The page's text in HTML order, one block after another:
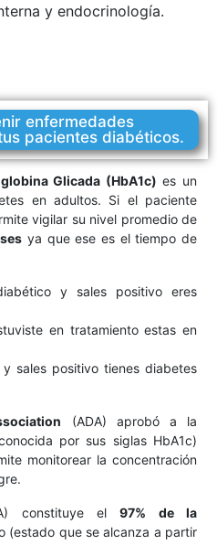
y endocrinología.
enfermedades
pacientes diabéticos.
Glicada (HbA1c) es un
en adultos. Si el paciente
vigilar su nivel promedio de
ya que ese es el tiempo de
y sales positivo eres
en tratamiento estas en
sales positivo tienes diabetes
(ADA) aprobó a la
por sus siglas HbA1c)
monitorear la concentración
constituye el97% de la
(estado que se alcanza a partir
res
con
ad y
rapid